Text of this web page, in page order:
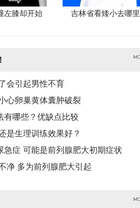
左膝却开始 吉林省看矮小去哪里
会引起男性不育
心卵巢黄体囊肿破裂
有哪些？优缺点比较
是生理训练效果好？
急症 可能是前列腺肥大初期症状
净 多为前列腺肥大引起